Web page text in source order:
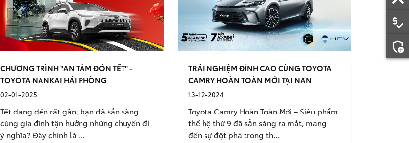
price_check
add_moderator
CHƯƠNG TRÌNH "AN TÂM ĐÓN TẾT" -
TOYOTA NANKAI HẢI PHÒNG
02-01-2025
Tết đang đến rất gần, bạn đã sẵn sàng
cùng gia đình tận hưởng những chuyến đi
ý nghĩa? Đây chính là ...
TRẢI NGHIỆM ĐỈNH CAO CÙNG TOYOTA
CAMRY HOÀN TOÀN MỚI TẠI NAN
13-12-2024
Toyota Camry Hoàn Toàn Mới – Siêu phẩm
thế hệ thứ 9 đã sẵn sàng ra mắt, mang
đến sự đột phá trong th...